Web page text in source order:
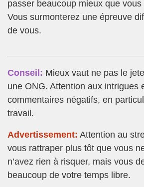
passer beaucoup mieux que
Vous surmonterez une épreuve
de vous.
Conseil: Mieux vaut ne pas le
une ONG. Attention aux intrigues
commentaires négatifs, en
travail.
Advertissement: Attention au
vous rattraper plus tôt que vous
n’avez rien à risquer, mais vous
beaucoup de votre temps libre.